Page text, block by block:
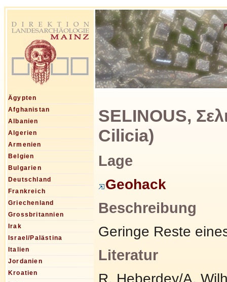
Ägypten
Afghanistan
Albanien
Algerien
Armenien
Belgien
Bulgarien
Deutschland
Frankreich
Griechenland
Grossbritannien
Irak
Israel/Palästina
Italien
Jordanien
Kroatien
SELINOUS,
Cilicia)
Lage
Geohack
Beschreibung
Geringe Reste
Literatur
R. Heberdey/A.